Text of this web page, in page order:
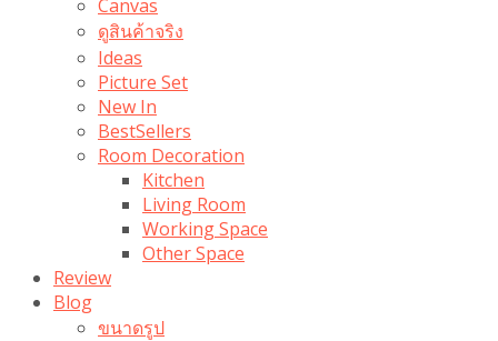
Canvas
ดูสินค้าจริง
Ideas
Picture Set
New In
BestSellers
Room Decoration
Kitchen
Living Room
Working Space
Other Space
Review
Blog
ขนาดรูป